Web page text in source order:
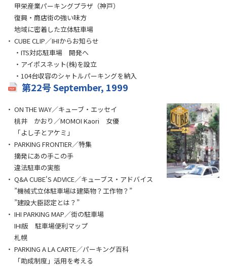
甲栄産業パーキングプラザ（神戸）
復興・商店街の強い味方
地域に密着した立体駐車場
CUBE CLIP／IHIからお知らせ
・ITS対応駐車場 開発へ
・アイポスネット(株)を設立
・104台収容のシャトルパーキングを納入
第22号 September, 1999
ON THE WAY／キューブ・エッセイ
桃井 かおり／MOMOI Kaori 女優
「よし子とアケミ」
PARKING FRONTIER／特集
摘発にあの手この手
違法駐車の実態
Q&A CUBE'S ADVICE／キューブス・アドバイス
”機械式立体駐車場は建築物？工作物？”
”建設大臣認定とは？”
IHI PARKING MAP／街の駐車場
IHI版 駐車場便利マップ
札幌
PARKING A LA CARTE／パーキング百科
「助成制度」活用を考える